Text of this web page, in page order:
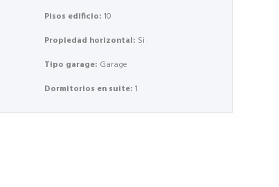
Pisos edificio:10
Propiedad horizontal: Si
Tipo garage: Garage
Dormitorios en suite:1